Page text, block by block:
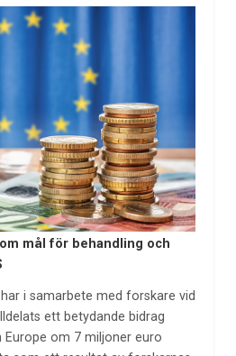
mål för behandling och
i samarbete med forskare vid
ett betydande bidrag
om 7 miljoner euro